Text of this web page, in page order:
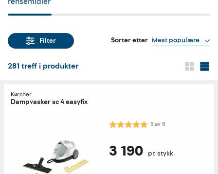
Filter Sorter etter Mest populære
281 treff i produkter
Kärcher
Dampvasker sc 4 easyfix
Karakter: 5.0 av 5 mulige
5av5
3 190 pr. stykk